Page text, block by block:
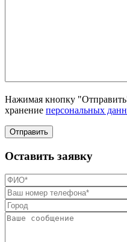
Нажимая кнопку
хранение персональных
Отправить
Оставить заявку